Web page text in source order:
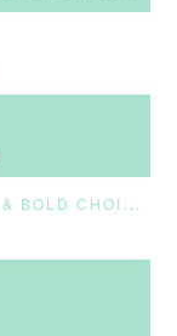
T
WEED & GREET | CREATIVE LIVING & BOLD CHOICES